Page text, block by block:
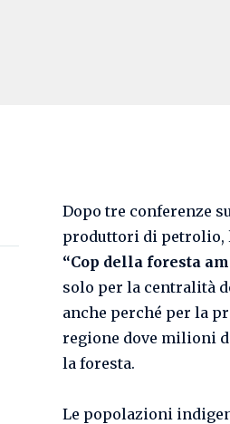
Dopo tre conferenze
produttori di petrolio,
“Cop della foresta
solo per la centralità
anche perché per la
regione dove milioni
la foresta.
Le popolazioni